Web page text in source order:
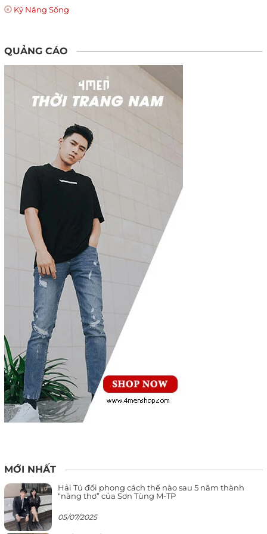
Kỹ Năng Sống
QUẢNG CÁO
MỚI NHẤT
Hải Tú đổi phong cách thế nào sau 5 năm thành
“nàng thơ” của Sơn Tùng M-TP
05/07/2025